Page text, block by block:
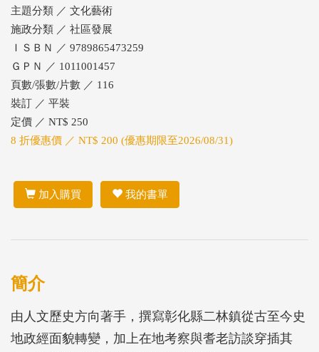
主題分類 ／ 文化藝術
施政分類 ／ 社區發展
ＩＳＢＮ ／ 9789865473259
ＧＰＮ ／ 1011001457
頁數/張數/片數 ／ 116
裝訂 ／ 平裝
定價 ／ NT$ 250
8 折優惠價 ／ NT$ 200 (優惠期限至2026/08/31)
加入購買 我的書單
簡介
由人文歷史方向著手，撰寫彰化縣二林鎮從古至今史
地政經面貌轉變，加上在地考察與耆老訪談穿插其